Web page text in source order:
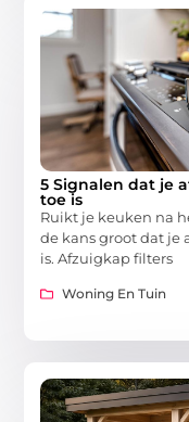
5 Signalen dat je
toe is
Ruikt je keuken na
de kans groot dat je
is. Afzuigkap filters
Woning En Tuin